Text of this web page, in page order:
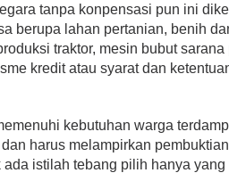
tanpa konpensasi pun ini
berupa lahan pertanian, benih
traktor, mesin bubut sarana
kredit atau syarat dan
kebutuhan warga
harus melampirkan
istilah tebang pilih hanya yang